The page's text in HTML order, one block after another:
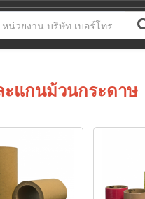
แกนม้วนกระดาษ